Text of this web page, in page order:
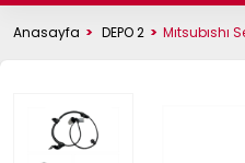
Anasayfa DEPO 2 Mıtsubıshı